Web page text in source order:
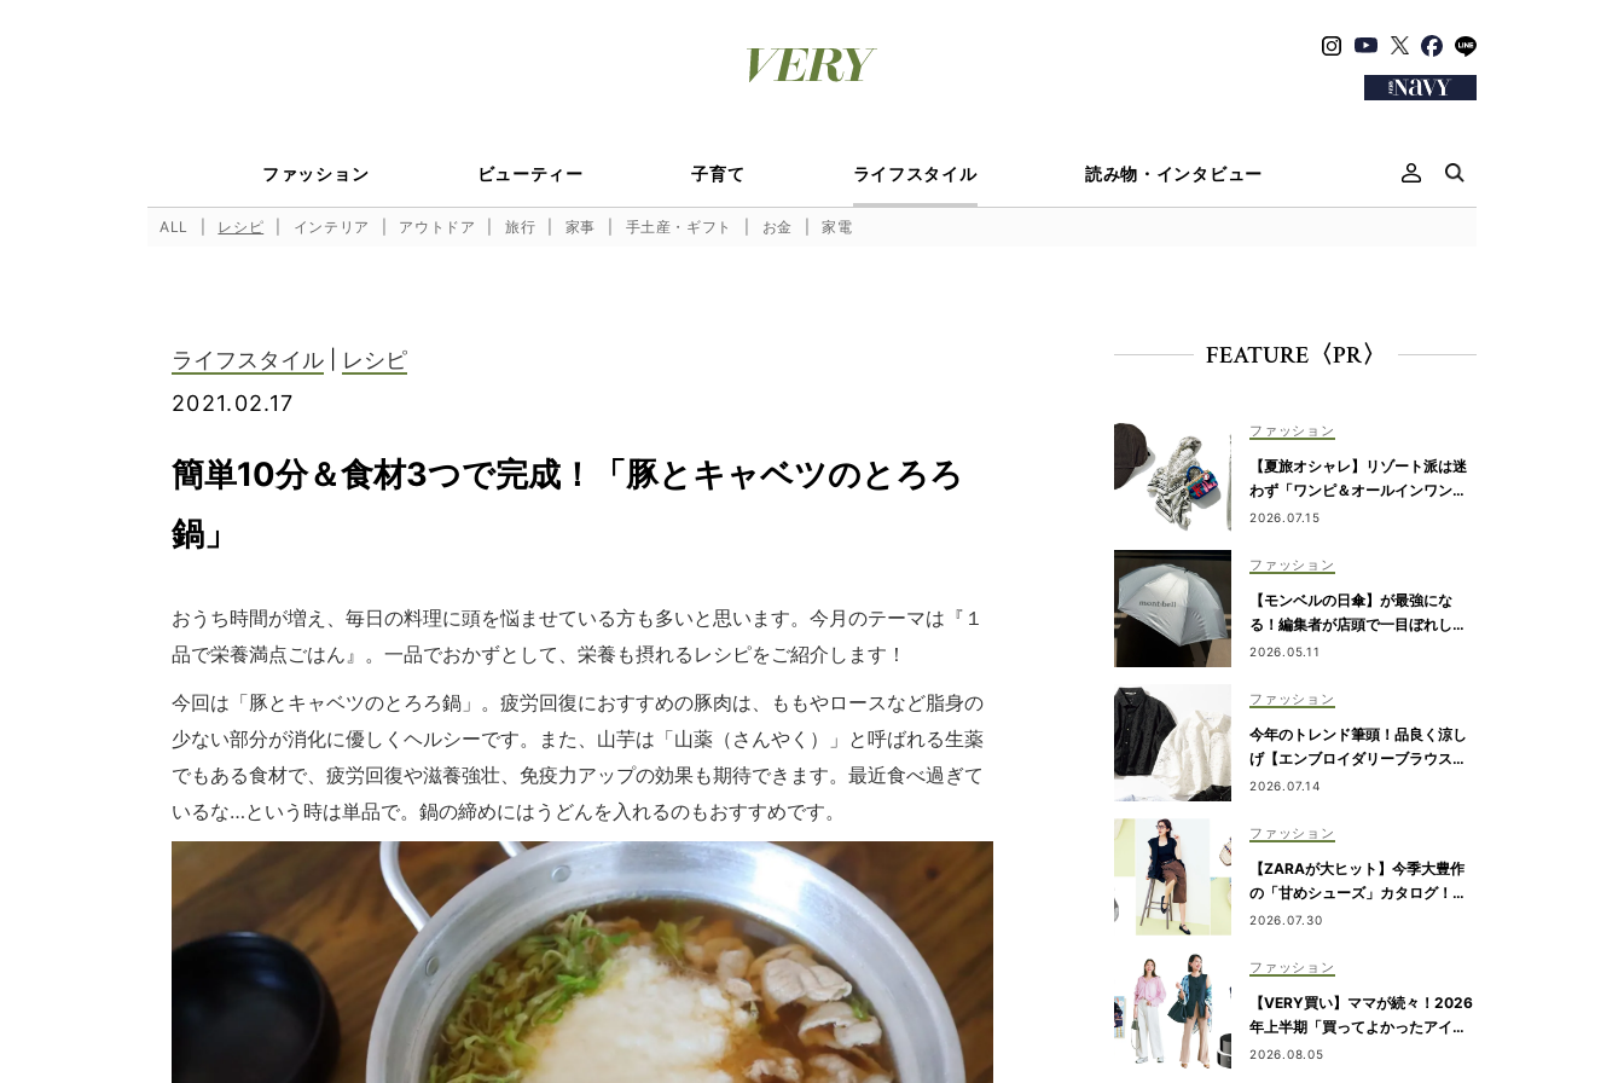
ファッション ビューティー 子育て ライフスタイル 読み物・インタビュー
ALL レシピ インテリア アウトドア 旅行 家事 手土産・ギフト お金 家電
ライフスタイル
レシピ
2021.02.17
簡単10分＆食材3つで完成！「豚とキャベツのとろろ
鍋」
おうち時間が増え、毎日の料理に頭を悩ませている方も多いと思います。今月のテーマは『１
品で栄養満点ごはん』。一品でおかずとして、栄養も摂れるレシピをご紹介します！
今回は「豚とキャベツのとろろ鍋」。疲労回復におすすめの豚肉は、ももやロースなど脂身の
少ない部分が消化に優しくヘルシーです。また、山芋は「山薬（さんやく）」と呼ばれる生薬
でもある食材で、疲労回復や滋養強壮、免疫力アップの効果も期待できます。最近食べ過ぎて
いるな…という時は単品で。鍋の締めにはうどんを入れるのもおすすめです。
FEATURE〈PR〉
ファッション
【夏旅オシャレ】リゾート派は迷
わず「ワンピ＆オールインワン」
を新調！
2026.07.15
ファッション
【モンベルの日傘】が最強にな
る！編集者が店頭で一目ぼれした
もの
2026.05.11
ファッション
今年のトレンド筆頭！品良く涼し
げ【エンブロイダリーブラウス】
が“ワーママの新定番”
2026.07.14
ファッション
【ZARAが大ヒット】今季大豊作
の「甘めシューズ」カタログ！ゆ
るカジュアルの鮮度アップに◎
2026.07.30
ファッション
【VERY買い】ママが続々！2026
年上半期「買ってよかったアイテ
ム」を発表
2026.08.05